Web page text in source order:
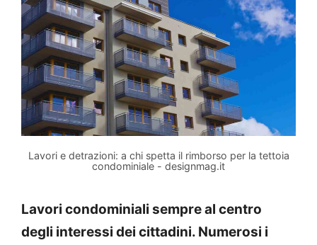
Lavori e detrazioni: a chi spetta il rimborso per la tettoia
condominiale - designmag.it
Lavori condominiali sempre al centro
degli interessi dei cittadini. Numerosi i